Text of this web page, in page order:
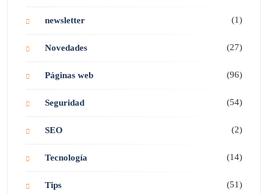
newsletter (1)
Novedades (27)
Páginas web (96)
Seguridad (54)
SEO (2)
Tecnología (14)
Tips (51)